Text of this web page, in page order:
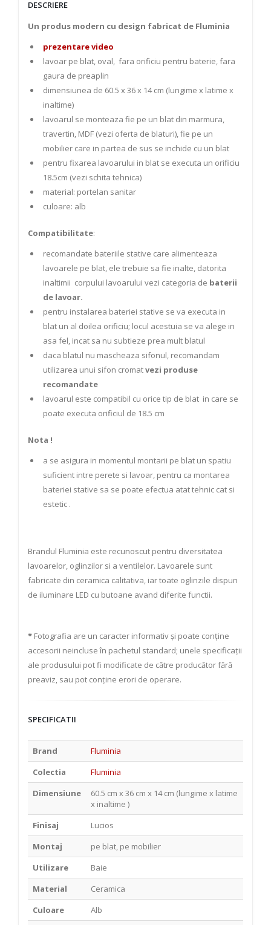
DESCRIERE
Un produs modern cu design fabricat de Fluminia
prezentare video
lavoar pe blat, oval, fara orificiu pentru baterie, fara
gaura de preaplin
dimensiunea de 60.5 x 36 x 14 cm (lungime x latime x
inaltime)
lavoarul se monteaza fie pe un blat din marmura,
travertin, MDF (vezi oferta de blaturi), fie pe un
mobilier care in partea de sus se inchide cu un blat
pentru fixarea lavoarului in blat se executa un orificiu
18.5cm (vezi schita tehnica)
material: portelan sanitar
culoare: alb
Compatibilitate:
recomandate bateriile stative care alimenteaza
lavoarele pe blat, ele trebuie sa fie inalte, datorita
inaltimii corpului lavoarului vezi categoria de baterii
de lavoar.
pentru instalarea bateriei stative se va executa in
blat un al doilea orificiu; locul acestuia se va alege in
asa fel, incat sa nu subtieze prea mult blatul
daca blatul nu mascheaza sifonul, recomandam
utilizarea unui sifon cromatvezi produse
recomandate
lavoarul este compatibil cu orice tip de blat in care se
poate executa orificiul de 18.5 cm
Nota !
a se asigura in momentul montarii pe blat un spatiu
suficient intre perete si lavoar, pentru ca montarea
bateriei stative sa se poate efectua atat tehnic cat si
estetic .
Brandul Fluminia este recunoscut pentru diversitatea
lavoarelor, oglinzilor si a ventilelor. Lavoarele sunt
fabricate din ceramica calitativa, iar toate oglinzile dispun
de iluminare LED cu butoane avand diferite functii.
* Fotografia are un caracter informativ și poate conține
accesorii neincluse în pachetul standard; unele specificații
ale produsului pot fi modificate de către producător fără
preaviz, sau pot conține erori de operare.
SPECIFICATII
Brand
Fluminia
Colectia
Fluminia
Dimensiune
60.5 cm x 36 cm x 14 cm (lungime x latime
x inaltime )
Finisaj
Lucios
Montaj
pe blat, pe mobilier
Utilizare
Baie
Material
Ceramica
Culoare
Alb